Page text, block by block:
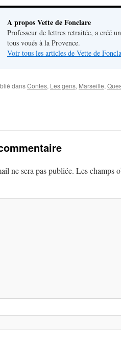
A propos Vette de Fonclare
Professeur de lettres retraitée, a créé
tous voués à la Provence.
Voir tous les articles de Vette de
dansContes, Les gens, Marseille,
ne sera pas publiée. Les champs